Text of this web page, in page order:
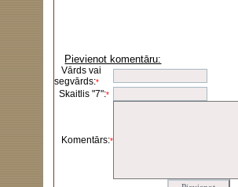
Pievienot komentāru:
Vārds vai
segvārds:*
Skaitlis "7":*
Komentārs:*